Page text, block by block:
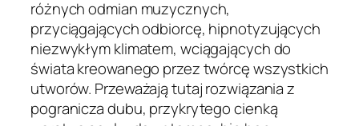
różnych odmian muzycznych,
przyciągających odbiorcę, hipnotyzujących
niezwykłym klimatem, wciągających do
świata kreowanego przez twórcę wszystkich
utworów. Przeważają tutaj rozwiązania z
pogranicza dubu, przykrytego cienką